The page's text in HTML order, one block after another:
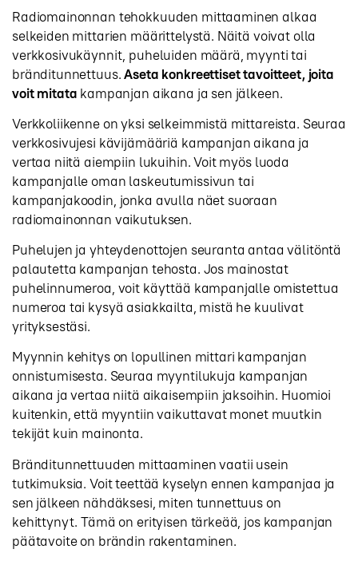
Radiomainonnan tehokkuuden mittaaminen alkaa
selkeiden mittarien määrittelystä. Näitä voivat olla
verkkosivukäynnit, puheluiden määrä, myynti tai
bränditunnettuus.Aseta konkreettiset tavoitteet, joita
voit mitata kampanjan aikana ja sen jälkeen.
Verkkoliikenne on yksi selkeimmistä mittareista. Seuraa
verkkosivujesi kävijämääriä kampanjan aikana ja
vertaa niitä aiempiin lukuihin. Voit myös luoda
kampanjalle oman laskeutumissivun tai
kampanjakoodin, jonka avulla näet suoraan
radiomainonnan vaikutuksen.
Puhelujen ja yhteydenottojen seuranta antaa välitöntä
palautetta kampanjan tehosta. Jos mainostat
puhelinnumeroa, voit käyttää kampanjalle omistettua
numeroa tai kysyä asiakkailta, mistä he kuulivat
yrityksestäsi.
Myynnin kehitys on lopullinen mittari kampanjan
onnistumisesta. Seuraa myyntilukuja kampanjan
aikana ja vertaa niitä aikaisempiin jaksoihin. Huomioi
kuitenkin, että myyntiin vaikuttavat monet muutkin
tekijät kuin mainonta.
Bränditunnettuuden mittaaminen vaatii usein
tutkimuksia. Voit teettää kyselyn ennen kampanjaa ja
sen jälkeen nähdäksesi, miten tunnettuus on
kehittynyt. Tämä on erityisen tärkeää, jos kampanjan
päätavoite on brändin rakentaminen.